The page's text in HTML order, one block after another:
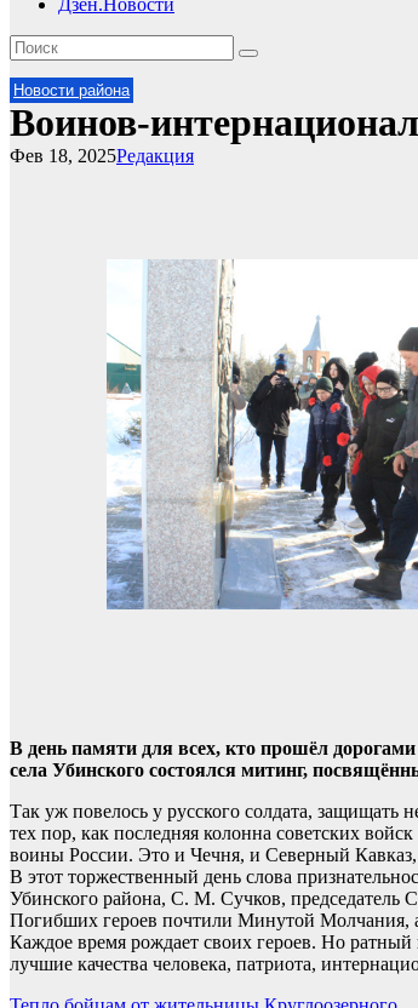
Дзен.Новости
Новости района
Воинов-
Редакция
Фев 18, 2025
В день памяти для всех, кто прошёл
села Убинского состоялся митинг,
Так уж повелось у русского солдата,
тех пор, как последняя колонна советских
воины России. Это и Чечня, и Северный
В этот торжественный день слова
Убинского района, С. М. Сучков, председатель
Погибших героев почтили Минутой Молчания,
Каждое время рождает своих героев. Но ратный
лучшие качества человека, патриота,